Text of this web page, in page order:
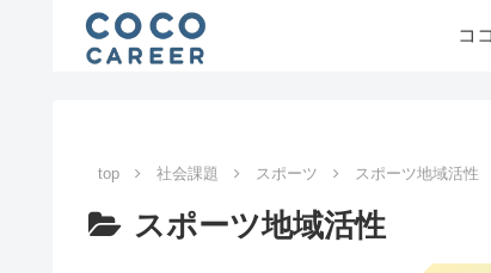
コ
top 社会課題 スポーツ スポーツ地域活性
スポーツ地域活性